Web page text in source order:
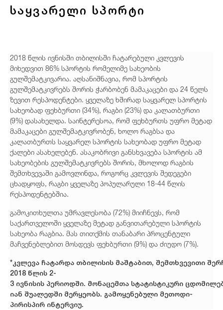
საყვარელი სპორტი
2018 წლის ივნისში თბილისში ჩატარებული კვლევის
მიხედვით 86% სპორტის რომელიმე სახეობის
გულშემატკივარია. აღსანიშნავია, რომ სპორტის
გულშემატკივრებს შორის ჭარბობენ მამაკაცები და 24 წელს
ზევით რესპოდენტები. ყველაზე ხშირად საყვარელ სპორტის
სახეობად ფეხბურთი (34%), რაგბი (23%) და კალათბურთი
(9%) დასახელდა. საინტერესოა, რომ ფეხბურთს უფრო მეტად
მამაკაცები გულშემატკივრობენ, ხოლო რაგბსა და
კალათბურთს საყვარელ სპორტის სახეობად უფრო მეტად
ქალები ასახელებენ. ასაკობრივი განსხვავება სპორტის ამ
სახეობების გულშემატკივრებს შორის, მხოლოდ რაგბის
შემთხვევაში გამოვლინდა, როგორც კვლევის შედეგები
ცხადყოფს, რაგბი ყველაზე პოპულარული 18-44 წლის
რესპოდენტებშია.
გამოკითხულთა უმრავლესობა (72%) მიიჩნევს, რომ
საქართველოში ყველაზე მეტად განვითარებული სპორტის
სახეობა რაგბია. მას თითქმის თანაბარი პროცენტული
მაჩვენებლებით მოსდევს ფეხბურთი (9%) და ძიუდო (7%).
*კვლევა ჩატარდა თბილისის მაშტაბით, შემთხვევითი
2018 წლის 2-
3 ივნისის პერიოდში. მონაცემთა სტატისტიკური
იან შუალედში მერყეობს. გამოყენებული მეთოდი-
პირისპირ ინტერვიუ.